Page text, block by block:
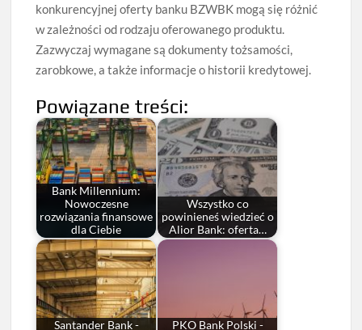
konkurencyjnej oferty banku BZWBK mogą się różnić
w zależności od rodzaju oferowanego produktu.
Zazwyczaj wymagane są dokumenty tożsamości,
zarobkowe, a także informacje o historii kredytowej.
Powiązane treści:
Bank Millennium:
Nowoczesne
rozwiązania finansowe
dla Ciebie
Wszystko co
powinieneś wiedzieć o
Alior Bank: oferta…
Santander Bank - PKO Bank Polski -